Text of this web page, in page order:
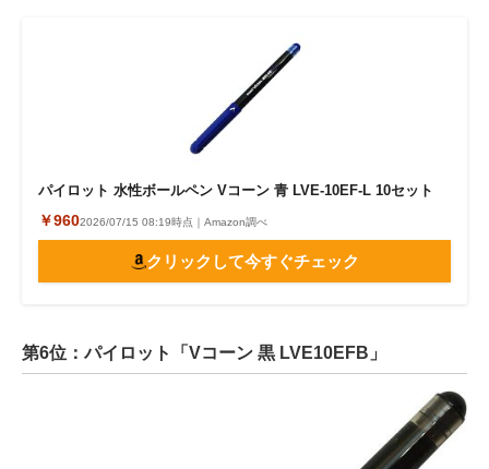
パイロット 水性ボールペン Vコーン 青 LVE-10EF-L 10セット
￥9602026/07/15 08:19時点｜Amazon調べ
クリックして今すぐチェック
第6位：パイロット「Vコーン 黒 LVE10EFB」